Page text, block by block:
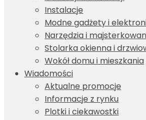
Instalacje
Modne gadżety i
Narzędzia i
Stolarka okienna i
Wokół domu i mieszkania
Wiadomości
Aktualne promocje
Informacje z rynku
Plotki i ciekawostki